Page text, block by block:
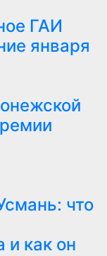
ГАИ
января
что
и как он